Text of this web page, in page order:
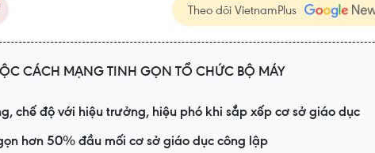
Theo dõi VietnamPlus
CÁCH MẠNG TINH GỌN TỔ CHỨC BỘ MÁY
chế độ với hiệu trưởng, hiệu phó khi sắp xếp cơ sở giáo dục
hơn 50% đầu mối cơ sở giáo dục công lập